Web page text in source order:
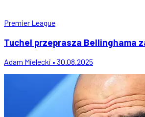
Premier League
Tuchel przeprasza Bellinghama
Adam Mielecki • 30.08.2025